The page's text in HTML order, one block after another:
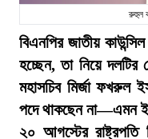
রুহুল
বিএনপির জাতীয়
হচ্ছেন, তা নিয়ে
মহাসচিব মির্জা ফখরুল
পদে থাকছেন না—এমন
২০ আগস্টের রাষ্ট্রপতি